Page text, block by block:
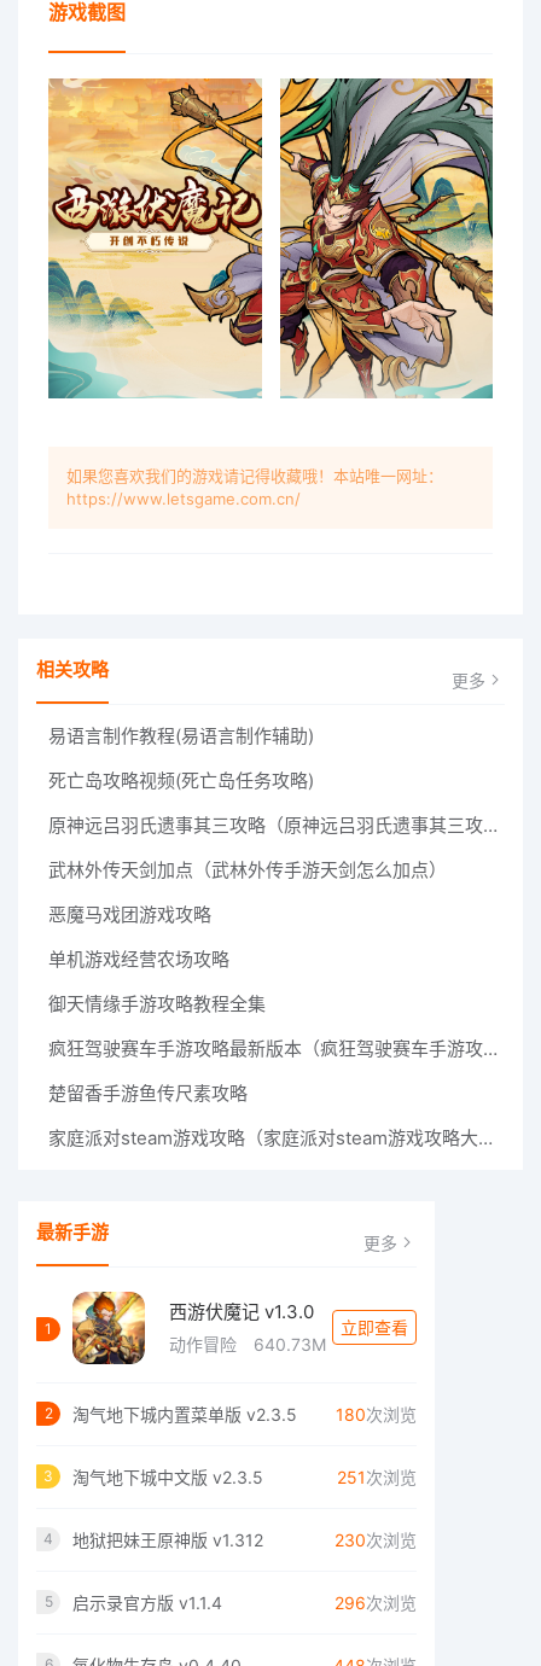
游戏截图
如果您喜欢我们的游戏请记得收藏哦！本站唯一网址：
https://www.letsgame.com.cn/
相关攻略 更多
易语言制作教程(易语言制作辅助)
死亡岛攻略视频(死亡岛任务攻略)
原神远吕羽氏遗事其三攻略（原神远吕羽氏遗事其三攻略视频）
武林外传天剑加点（武林外传手游天剑怎么加点）
恶魔马戏团游戏攻略
单机游戏经营农场攻略
御天情缘手游攻略教程全集
疯狂驾驶赛车手游攻略最新版本（疯狂驾驶赛车手游攻略最新版本大全）
楚留香手游鱼传尺素攻略
家庭派对steam游戏攻略（家庭派对steam游戏攻略大全）
最新手游 更多
1
西游伏魔记 v1.3.0
动作冒险 640.73M
立即查看
2 淘气地下城内置菜单版 v2.3.5 180次浏览
3 淘气地下城中文版 v2.3.5 251次浏览
4 地狱把妹王原神版 v1.312 230次浏览
5 启示录官方版 v1.1.4 296次浏览